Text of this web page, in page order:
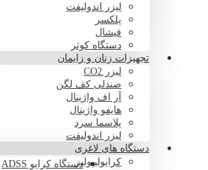
لیزر اندولیفت
پلکسر
فیشال
دستگاه کوتر
تجهیزات زنان و زایمان
لیزر CO2
صندلی کف لگن
آر اف واژینال
هایفو واژینال
پلاسما سرد
لیزر اندولیفت
دستگاه های لاغری
کرایولیپولیزدستگاه کرایو ADSS